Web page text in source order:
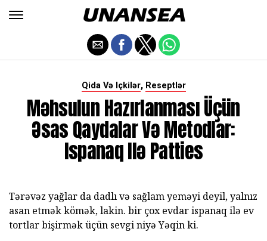
Qida Və Içkilər, Reseptlər
Məhsulun Hazırlanması Üçün
Əsas Qaydalar Və Metodlar:
Ispanaq Ilə Patties
Tərəvəz yağlar da dadlı və sağlam yeməyi deyil, yalnız
asan etmək kömək, lakin. bir çox evdar ispanaq ilə ev
tortlar bişirmək üçün sevgi niyə Yəqin ki.